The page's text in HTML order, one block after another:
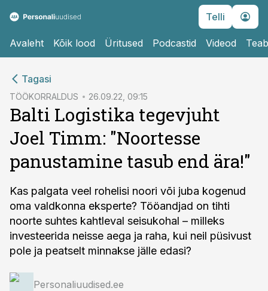
Telli
Avaleht Kõik lood Üritused Podcastid Videod
Tagasi
TÖÖKORRALDUS 26.09.22, 09:15
Balti Logistika tegevjuht
Joel Timm: "Noortesse
panustamine tasub end ära!"
Kas palgata veel rohelisi noori või juba kogenud
oma valdkonna eksperte? Tööandjad on tihti
noorte suhtes kahtleval seisukohal – milleks
investeerida neisse aega ja raha, kui neil püsivust
pole ja peatselt minnakse jälle edasi?
Personaliuudised.ee